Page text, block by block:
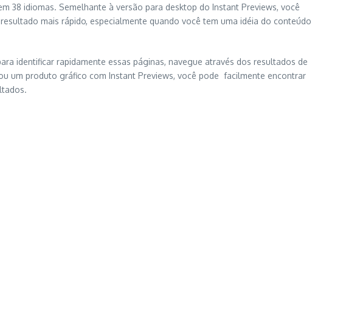
38 idiomas. Semelhante à versão para desktop do Instant Previews, você
mais rápido, especialmente quando você tem uma idéia do conteúdo
identificar rapidamente essas páginas, navegue através dos resultados de
um produto gráfico com Instant Previews, você pode facilmente encontrar